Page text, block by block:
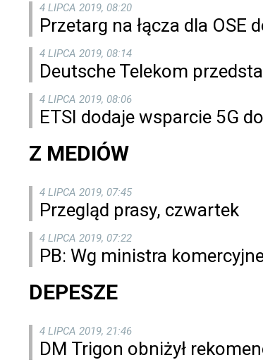
4 LIPCA 2019, 08:20
Przetarg na łącza dla OSE
4 LIPCA 2019, 08:14
Deutsche Telekom
4 LIPCA 2019, 08:06
ETSI dodaje wsparcie 5G
Z MEDIÓW
4 LIPCA 2019, 07:45
Przegląd prasy, czwartek
4 LIPCA 2019, 07:22
PB: Wg ministra
DEPESZE
4 LIPCA 2019, 21:46
DM Trigon obniżył